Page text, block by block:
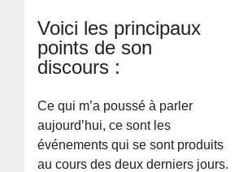
Voici les principaux
points de son
discours :
Ce qui m’a poussé à parler
aujourd’hui, ce sont les
événements qui se sont produits
au cours des deux derniers jours.